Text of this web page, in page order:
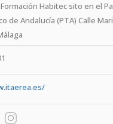
Habitec sito en el
de Andalucía (PTA) Calle